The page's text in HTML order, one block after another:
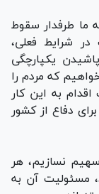
ما طرفدار سقوط
شرایط فعلی،
یکپارچگی
که مردم را
به این کار
دفاع از کشور
نسازیم، هر
مسئولیت آن به